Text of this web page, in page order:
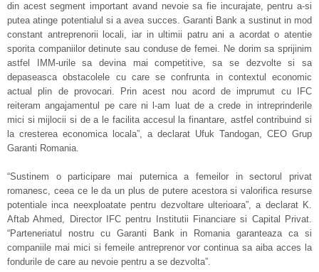
din acest segment important avand nevoie sa fie incurajate, pentru a-si
putea atinge potentialul si a avea succes. Garanti Bank a sustinut in mod
constant antreprenorii locali, iar in ultimii patru ani a acordat o atentie
sporita companiilor detinute sau conduse de femei. Ne dorim sa sprijinim
astfel IMM-urile sa devina mai competitive, sa se dezvolte si sa
depaseasca obstacolele cu care se confrunta in contextul economic
actual plin de provocari. Prin acest nou acord de imprumut cu IFC
reiteram angajamentul pe care ni l-am luat de a crede in intreprinderile
mici si mijlocii si de a le facilita accesul la finantare, astfel contribuind si
la cresterea economica locala”, a declarat Ufuk Tandogan, CEO Grup
Garanti Romania.
“Sustinem o participare mai puternica a femeilor in sectorul privat
romanesc, ceea ce le da un plus de putere acestora si valorifica resurse
potentiale inca neexploatate pentru dezvoltare ulterioara”, a declarat K.
Aftab Ahmed, Director IFC pentru Institutii Financiare si Capital Privat.
“Parteneriatul nostru cu Garanti Bank in Romania garanteaza ca si
companiile mai mici si femeile antreprenor vor continua sa aiba acces la
fondurile de care au nevoie pentru a se dezvolta”.